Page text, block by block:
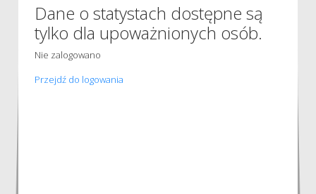
Dane o statystach dostępne są
tylko dla upoważnionych osób.
Nie zalogowano
Przejdź do logowania